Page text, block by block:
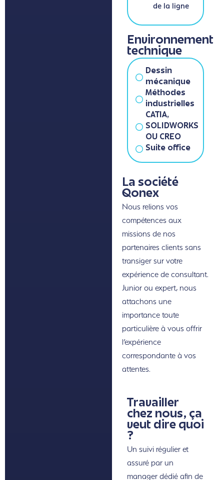
de la ligne
Environnement
technique
Dessin
mécanique
Méthodes
industrielles
CATIA,
SOLIDWORKS
OU CREO
Suite office
La société
Qonex
Nous relions vos
compétences aux
missions de nos
partenaires clients sans
transiger sur votre
expérience de consultant.
Junior ou expert, nous
attachons une
importance toute
particulière à vous offrir
l’expérience
correspondante à vos
attentes.
Travailler
chez nous, ça
veut dire quoi
?
Un suivi régulier et
assuré par un
manager dédié afin de